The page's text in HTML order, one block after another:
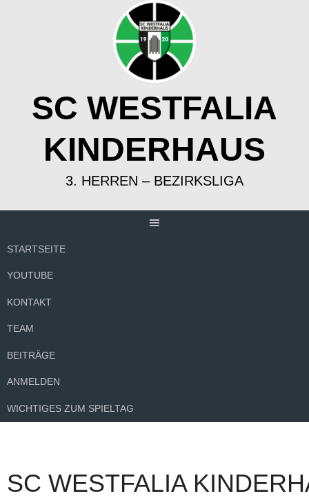
SC WESTFALIA
KINDERHAUS
3. HERREN – BEZIRKSLIGA
STARTSEITE
YOUTUBE
KONTAKT
TEAM
BEITRÄGE
ANMELDEN
WICHTIGES ZUM SPIELTAG
SC WESTFALIA